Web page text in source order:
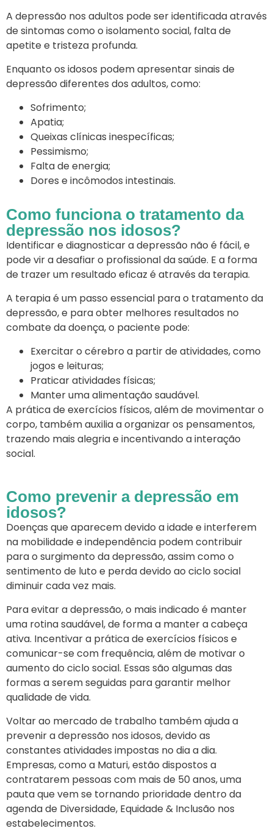
A depressão nos adultos pode ser identificada através
de sintomas como o isolamento social, falta de
apetite e tristeza profunda.
Enquanto os idosos podem apresentar sinais de
depressão diferentes dos adultos, como:
Sofrimento;
Apatia;
Queixas clínicas inespecíficas;
Pessimismo;
Falta de energia;
Dores e incômodos intestinais.
Como funciona o tratamento da
depressão nos idosos?
Identificar e diagnosticar a depressão não é fácil, e
pode vir a desafiar o profissional da saúde. E a forma
de trazer um resultado eficaz é através da terapia.
A terapia é um passo essencial para o tratamento da
depressão, e para obter melhores resultados no
combate da doença, o paciente pode:
Exercitar o cérebro a partir de atividades, como
jogos e leituras;
Praticar atividades físicas;
Manter uma alimentação saudável.
A prática de exercícios físicos, além de movimentar o
corpo, também auxilia a organizar os pensamentos,
trazendo mais alegria e incentivando a interação
social.
Como prevenir a depressão em
idosos?
Doenças que aparecem devido a idade e interferem
na mobilidade e independência podem contribuir
para o surgimento da depressão, assim como o
sentimento de luto e perda devido ao ciclo social
diminuir cada vez mais.
Para evitar a depressão, o mais indicado é manter
uma rotina saudável, de forma a manter a cabeça
ativa. Incentivar a prática de exercícios físicos e
comunicar-se com frequência, além de motivar o
aumento do ciclo social. Essas são algumas das
formas a serem seguidas para garantir melhor
qualidade de vida.
Voltar ao mercado de trabalho também ajuda a
prevenir a depressão nos idosos, devido as
constantes atividades impostas no dia a dia.
Empresas, como a Maturi, estão dispostos a
contratarem pessoas com mais de 50 anos, uma
pauta que vem se tornando prioridade dentro da
agenda de Diversidade, Equidade & Inclusão nos
estabelecimentos.